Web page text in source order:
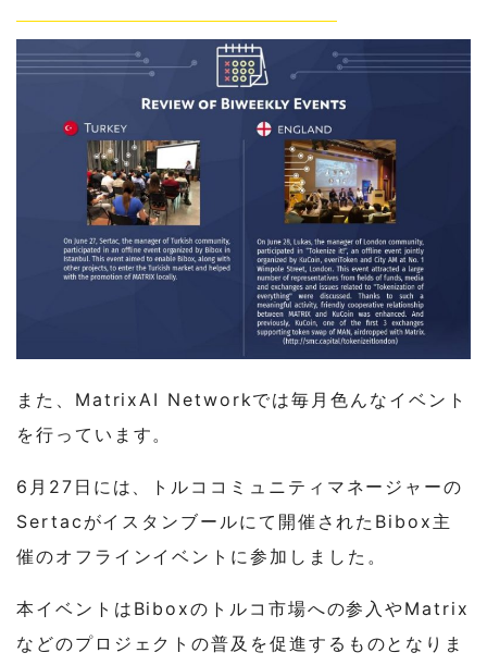
また、MatrixAI Networkでは毎月色んなイベント
を行っています。
6月27日には、トルココミュニティマネージャーの
Sertacがイスタンブールにて開催されたBibox主
催のオフラインイベントに参加しました。
本イベントはBiboxのトルコ市場への参入やMatrix
などのプロジェクトの普及を促進するものとなりま